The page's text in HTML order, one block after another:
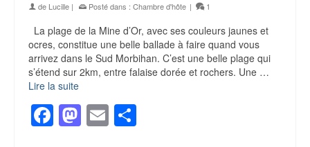
de Lucille | Posté dans : Chambre d'hôte | 1
La plage de la Mine d’Or, avec ses couleurs jaunes et
ocres, constitue une belle ballade à faire quand vous
arrivez dans le Sud Morbihan. C’est une belle plage qui
s’étend sur 2km, entre falaise dorée et rochers. Une …
Lire la suite
Facebook
Mastodon
Email